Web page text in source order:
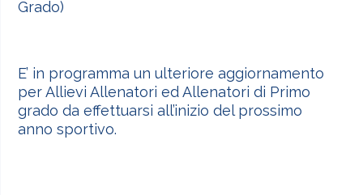
Grado)
E’ in programma un ulteriore aggiornamento
per Allievi Allenatori ed Allenatori di Primo
grado da effettuarsi all’inizio del prossimo
anno sportivo.